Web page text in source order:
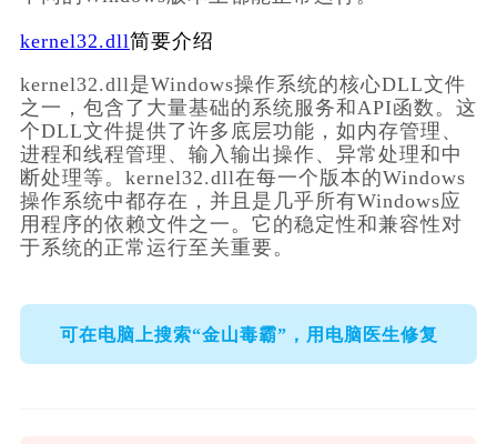
kernel32.dll简要介绍
kernel32.dll是Windows操作系统的核心DLL文件
之一，包含了大量基础的系统服务和API函数。这
个DLL文件提供了许多底层功能，如内存管理、
进程和线程管理、输入输出操作、异常处理和中
断处理等。kernel32.dll在每一个版本的Windows
操作系统中都存在，并且是几乎所有Windows应
用程序的依赖文件之一。它的稳定性和兼容性对
于系统的正常运行至关重要。
可在电脑上搜索“金山毒霸”，用电脑医生修复